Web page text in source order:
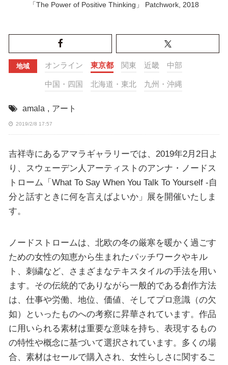
「The Power of Positive Thinking」 Patchwork, 2018
地域 オンライン 東京都 関東 近畿 中部
中国・四国 北海道・東北 九州・沖縄
amala , アート
2019/2/8 17:57
吉祥寺にあるアマラギャラリーでは、2019年2月2日よ
り、スウェーデン人アーティストのアンナ・ノードス
トローム「What To Say When You Talk To Yourself -自
分と話すときに何を言えばよいか」展を開催いたしま
す。
ノードストロームは、北欧の冬の厳寒を暖かく過ごす
ための女性の知恵から生まれたパッチワークやキル
ト、刺繍など、さまざまなテキスタイルの手法を用い
ます。その伝統的でありながら一般的である創作方法
は、仕事や労働、地位、価値、そしてプロ意識（の欠
如）といったものへの考察に昇華されています。作品
に用いられる素材は重要な意味を持ち、表現するもの
の特性や概念に基づいて選択されています。多くの場
合、素材はセールで購入され、女性らしさに関するこ